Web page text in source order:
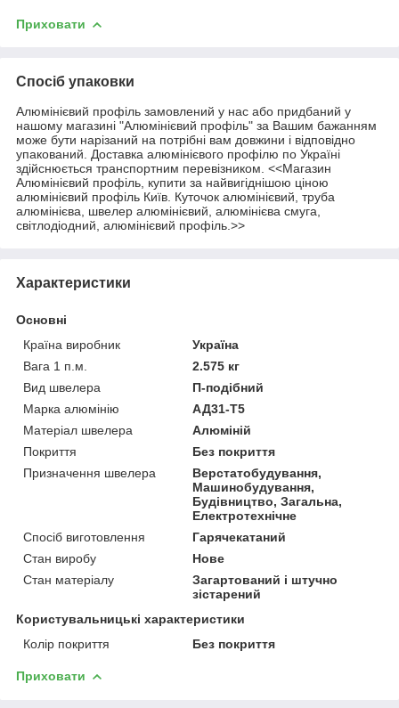
Приховати
Спосіб упаковки
Алюмінієвий профіль замовлений у нас або придбаний у
нашому магазині "Алюмінієвий профіль" за Вашим бажанням
може бути нарізаний на потрібні вам довжини і відповідно
упакований. Доставка алюмінієвого профілю по Україні
здійснюється транспортним перевізником. <<Магазин
Алюмінієвий профіль, купити за найвигіднішою ціною
алюмінієвий профіль Київ. Куточок алюмінієвий, труба
алюмінієва, швелер алюмінієвий, алюмінієва смуга,
світлодіодний, алюмінієвий профіль.>>
Характеристики
Основні
Країна виробник
Україна
Вага 1 п.м.
2.575 кг
Вид швелера
П-подібний
Марка алюмінію
АД31-Т5
Матеріал швелера
Алюміній
Покриття
Без покриття
Призначення швелера
Верстатобудування,
Машинобудування,
Будівництво, Загальна,
Електротехнічне
Спосіб виготовлення
Гарячекатаний
Стан виробу
Нове
Стан матеріалу
Загартований і штучно
зістарений
Користувальницькі характеристики
Колір покриття
Без покриття
Приховати